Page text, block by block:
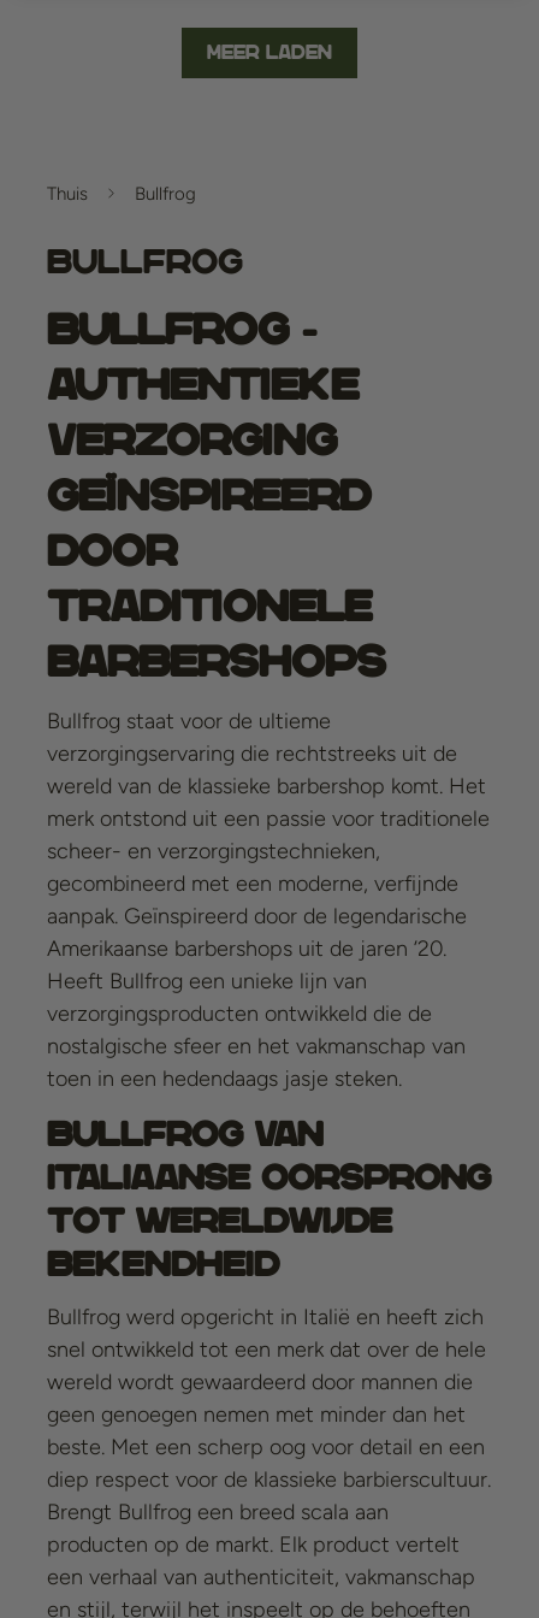
Meer laden
Thuis Bullfrog
Bullfrog
Bullfrog -
Authentieke
Verzorging
Geïnspireerd
door
Traditionele
Barbershops
Bullfrog staat voor de ultieme
verzorgingservaring die rechtstreeks uit de
wereld van de klassieke barbershop komt. Het
merk ontstond uit een passie voor traditionele
scheer- en verzorgingstechnieken,
gecombineerd met een moderne, verfijnde
aanpak. Geïnspireerd door de legendarische
Amerikaanse barbershops uit de jaren ’20.
Heeft Bullfrog een unieke lijn van
verzorgingsproducten ontwikkeld die de
nostalgische sfeer en het vakmanschap van
toen in een hedendaags jasje steken.
Bullfrog van
Italiaanse Oorsprong
tot Wereldwijde
Bekendheid
Bullfrog werd opgericht in Italië en heeft zich
snel ontwikkeld tot een merk dat over de hele
wereld wordt gewaardeerd door mannen die
geen genoegen nemen met minder dan het
beste. Met een scherp oog voor detail en een
diep respect voor de klassieke barbierscultuur.
Brengt Bullfrog een breed scala aan
producten op de markt. Elk product vertelt
een verhaal van authenticiteit, vakmanschap
en stijl, terwijl het inspeelt op de behoeften